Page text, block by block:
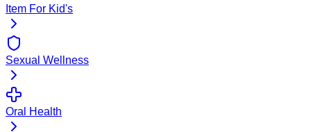
Item For Kid's
Sexual Wellness
Oral Health